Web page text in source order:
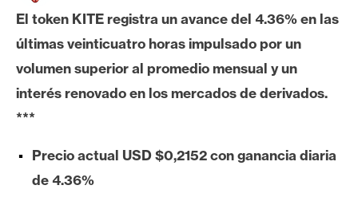
t
c
o
i
E
t
El token KITE registra un avance del 4.36% en las
últimas veinticuatro horas impulsado por un
volumen superior al promedio mensual y un
interés renovado en los mercados de derivados.
***
Precio actual USD $0,2152 con ganancia diaria
de 4.36%